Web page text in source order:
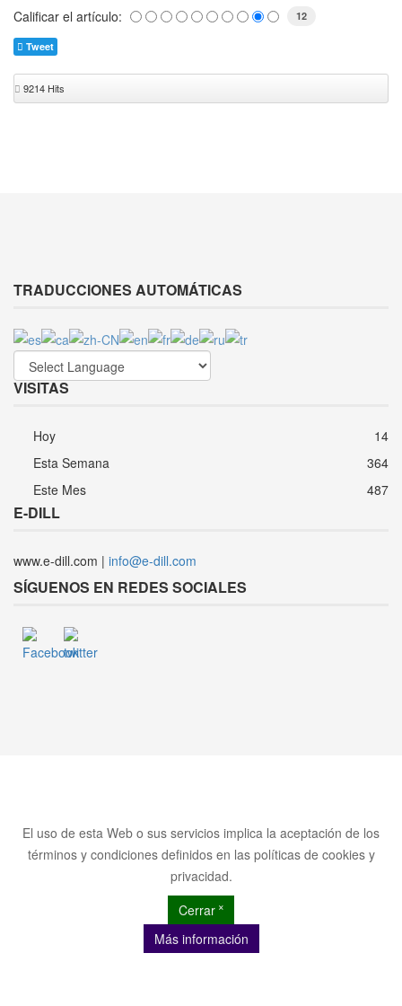
Calificar el artículo: 12
Tweet
9214 Hits
TRADUCCIONES AUTOMÁTICAS
VISITAS
Hoy
14
Esta Semana
364
Este Mes
487
E-DILL
www.e-dill.com | info@e-dill.com
SÍGUENOS EN REDES SOCIALES
El uso de esta Web o sus servicios implica la aceptación de los
términos y condiciones definidos en las políticas de cookies y
privacidad.
Cerrar ˟
Más información